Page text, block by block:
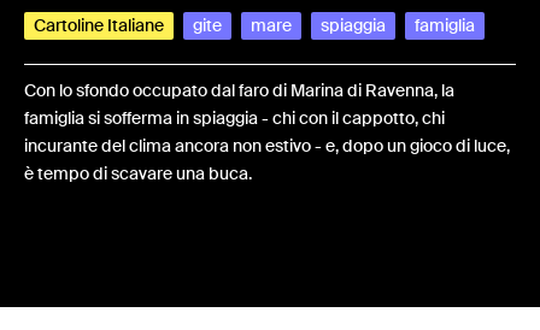
Cartoline Italiane gite mare spiaggia famiglia
Con lo sfondo occupato dal faro di Marina di Ravenna, la
famiglia si sofferma in spiaggia - chi con il cappotto, chi
incurante del clima ancora non estivo - e, dopo un gioco di luce,
è tempo di scavare una buca.